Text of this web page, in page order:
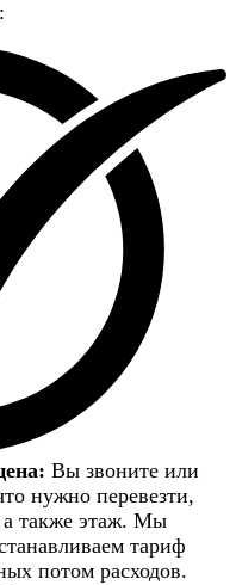
Вы звоните или
нужно перевезти,
а также этаж. Мы
тариф
потом расходов.